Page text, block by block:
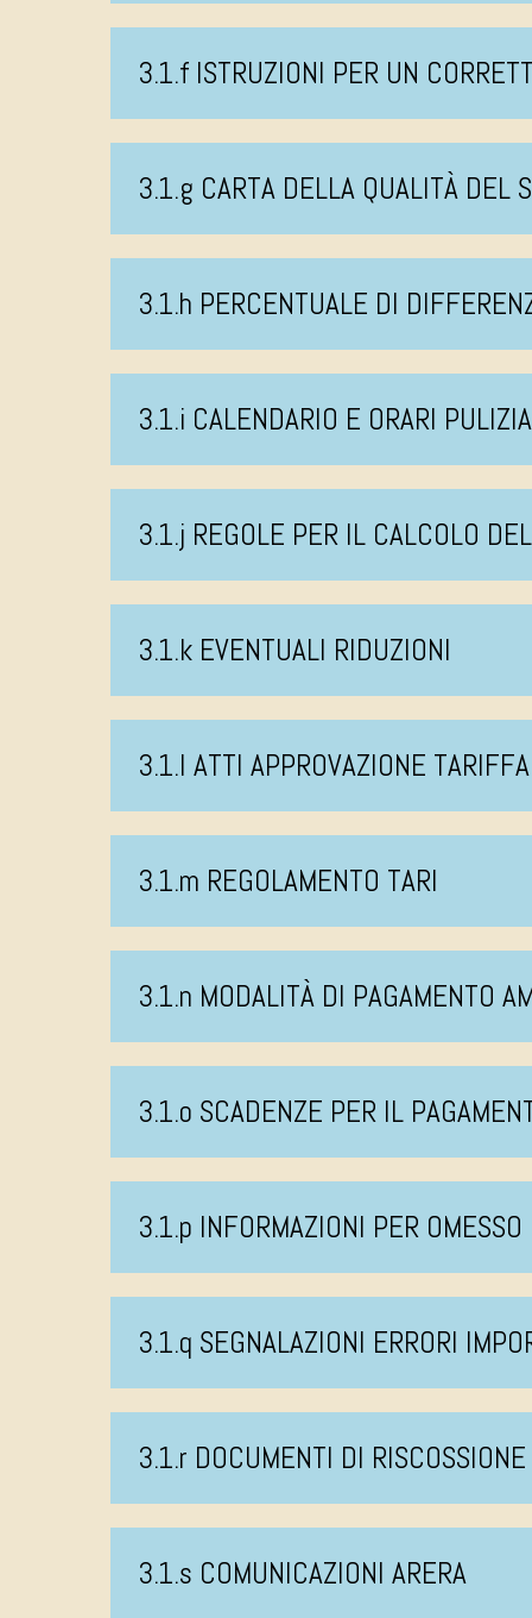
3.1.f ISTRUZIONI PER UN
3.1.g CARTA DELLA QUALITÀ DEL
3.1.h PERCENTUALE DI
3.1.i CALENDARIO E ORARI
3.1.j REGOLE PER IL CALCOLO
3.1.k EVENTUALI RIDUZIONI
3.1.l ATTI APPROVAZIONE TARIFFA
3.1.m REGOLAMENTO TARI
3.1.n MODALITÀ DI PAGAMENTO
3.1.o SCADENZE PER IL
3.1.p INFORMAZIONI PER OMESSO
3.1.q SEGNALAZIONI ERRORI
3.1.r DOCUMENTI DI
3.1.s COMUNICAZIONI ARERA